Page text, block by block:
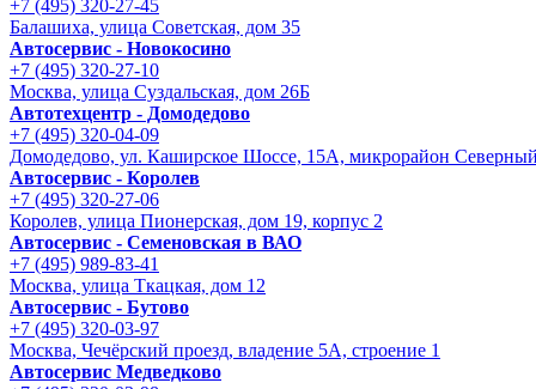
+7 (495) 320-27-45
Балашиха, улица Советская, дом 35
Автосервис - Новокосино
+7 (495) 320-27-10
Москва, улица Суздальская, дом 26Б
Автотехцентр - Домодедово
+7 (495) 320-04-09
Домодедово, ул. Каширское Шоссе, 15А, микрорайон
Автосервис - Королев
+7 (495) 320-27-06
Королев, улица Пионерская, дом 19, корпус 2
Автосервис - Семеновская в ВАО
+7 (495) 989-83-41
Москва, улица Ткацкая, дом 12
Автосервис - Бутово
+7 (495) 320-03-97
Москва, Чечёрский проезд, владение 5А, строение 1
Автосервис Медведково